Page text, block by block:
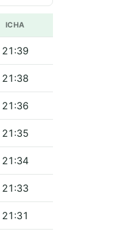
ICHA
21:39
21:38
21:36
21:35
21:34
21:33
21:31